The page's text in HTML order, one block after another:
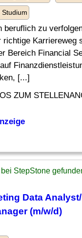
beruflich zu
richtige Karriereweg
Bereich Financial
[...]
ZUM
StepStone
Data
(m/w/d)